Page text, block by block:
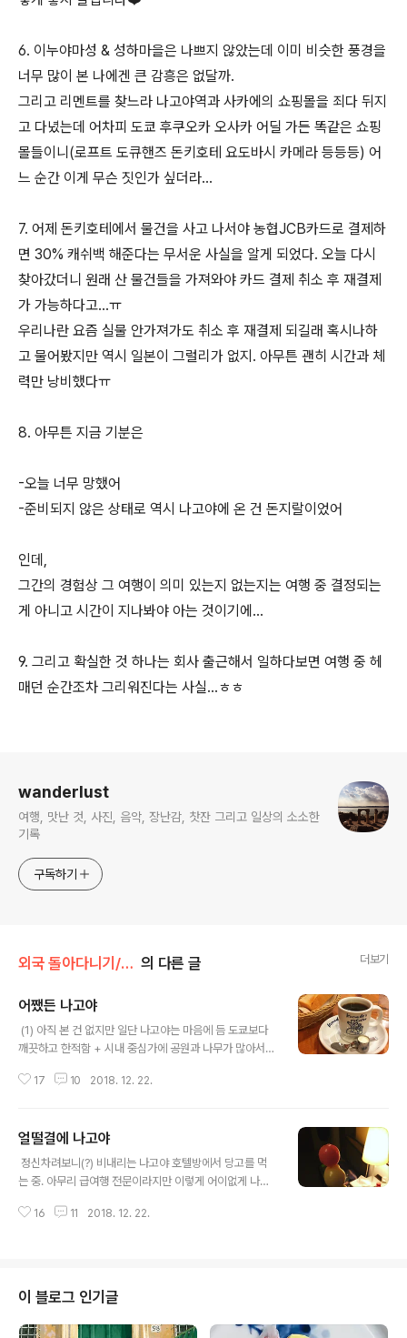
6. 이누야마성 & 성하마을은 나쁘지 않았는데 이미 비슷한 풍경을
너무 많이 본 나에겐 큰 감흥은 없달까.
그리고 리멘트를 찾느라 나고야역과 사카에의 쇼핑몰을 죄다 뒤지
고 다녔는데 어차피 도쿄 후쿠오카 오사카 어딜 가든 똑같은 쇼핑
몰들이니(로프트 도큐핸즈 돈키호테 요도바시 카메라 등등등) 어
느 순간 이게 무슨 짓인가 싶더라...
7. 어제 돈키호테에서 물건을 사고 나서야 농협JCB카드로 결제하
면 30% 캐쉬백 해준다는 무서운 사실을 알게 되었다. 오늘 다시
찾아갔더니 원래 산 물건들을 가져와야 카드 결제 취소 후 재결제
가 가능하다고...ㅠ
우리나란 요즘 실물 안가져가도 취소 후 재결제 되길래 혹시나하
고 물어봤지만 역시 일본이 그럴리가 없지. 아무튼 괜히 시간과 체
력만 낭비했다ㅠ
8. 아무튼 지금 기분은
-오늘 너무 망했어
-준비되지 않은 상태로 역시 나고야에 온 건 돈지랄이었어
인데,
그간의 경험상 그 여행이 의미 있는지 없는지는 여행 중 결정되는
게 아니고 시간이 지나봐야 아는 것이기에...
9. 그리고 확실한 것 하나는 회사 출근해서 일하다보면 여행 중 헤
매던 순간조차 그리워진다는 사실...ㅎㅎ
wanderlust
여행, 맛난 것, 사진, 음악, 장난감, 찻잔 그리고 일상의 소소한
기록
구독하기
외국 돌아다니기/2018.12 Nagoya 의 다른 글 더보기
어쨌든 나고야
​ (1) 아직 본 건 없지만 일단 나고야는 마음에 듬 도쿄보다
깨끗하고 한적함 + 시내 중심가에 공원과 나무가 많아서인
친절함+_+ (3) 호텔은 놀라울 정도로 낡았음. 일본에서 묵
직원 친절도는 훌륭함. (4) 어디 갈지 전혀 알아보지 못하
고 온데다 비가 오고 몸 상태도 별로라 약간 멘붕 상태임.
비행기에서 "걍 맛난 거 먹고 쇼핑이나 하고 가지 뭐" 생각
는 게 문제. 예쁜 건 많은데 돌아다니는 도중 카메라만으로
17 10 2018. 12. 22.
얼떨결에 나고야
​ 정신차려보니(?) 비내리는 나고야 호텔방에서 당고를 먹
는 중. 아무리 급여행 전문이라지만 이렇게 어이없게 나고
온 도시라 아는 것도 없고, 거기다 하루종일 비소식ㅠ 난감
16 11 2018. 12. 22.
이 블로그 인기글